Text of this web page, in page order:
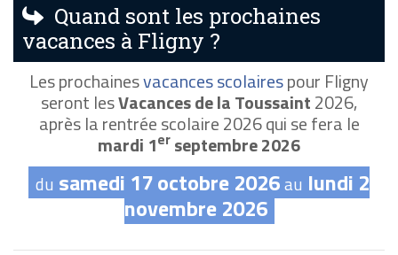
Quand sont les prochaines
vacances à Fligny ?
Les prochainesvacances scolairespour Fligny
seront lesVacances de la Toussaint2026,
après la rentrée scolaire 2026 qui se fera le
mardi 1er septembre 2026
du samedi 17 octobre 2026au lundi 2
novembre 2026